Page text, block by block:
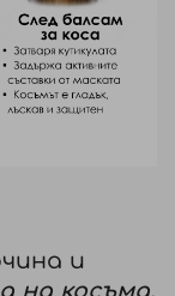
и